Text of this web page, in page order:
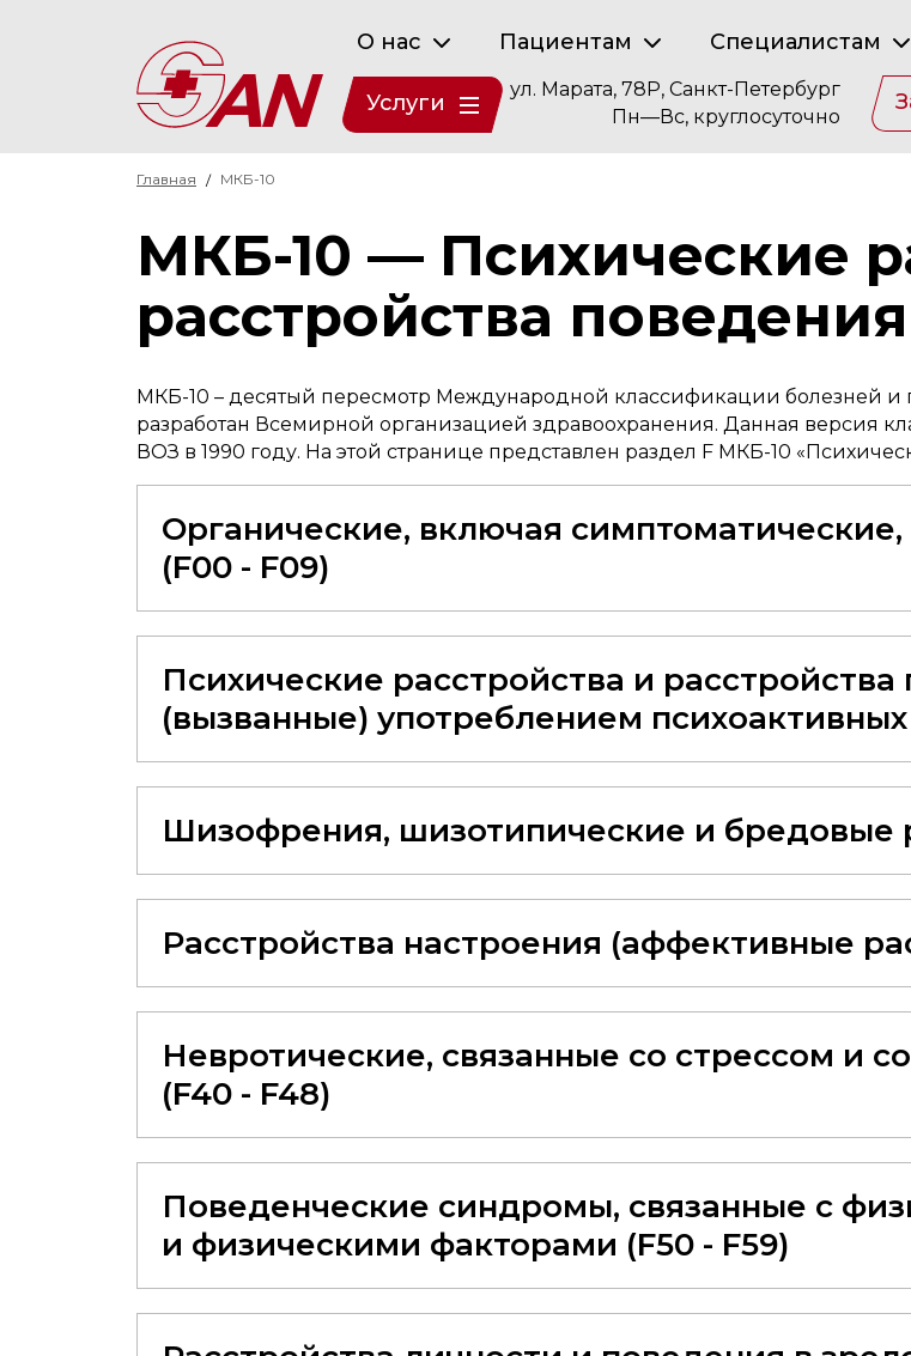
О нас Пациентам Специалистам
Услуги
ул. Марата, 78Р, Санкт-Петербург
Пн—Вс, круглосуточно
Главная МКБ-10
МКБ-10 — Психические
расстройства поведения
МКБ-10 – десятый пересмотр Международной классификации болезней и
разработан Всемирной организацией здравоохранения. Данная версия
ВОЗ в 1990 году. На этой странице представлен раздел F МКБ-10
Органические, включая симптоматические,
(F00 - F09)
Психические расстройства и
(вызванные) употреблением психоактивных
Шизофрения, шизотипические и бредовые
Расстройства настроения (аффективные
Невротические, связанные со стрессом и
(F40 - F48)
Поведенческие синдромы, связанные с
и физическими факторами (F50 - F59)